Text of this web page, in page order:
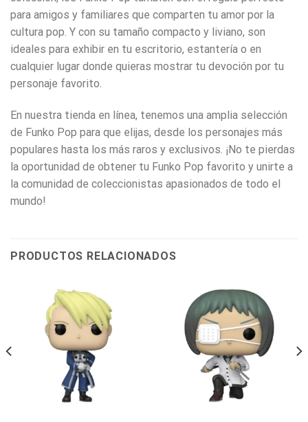
para amigos y familiares que comparten tu amor por la
cultura pop. Y con su tamaño compacto y liviano, son
ideales para exhibir en tu escritorio, estantería o en
cualquier lugar donde quieras mostrar tu devoción por tu
personaje favorito.
En nuestra tienda en línea, tenemos una amplia selección
de Funko Pop para que elijas, desde los personajes más
populares hasta los más raros y exclusivos. ¡No te pierdas
la oportunidad de obtener tu Funko Pop favorito y unirte a
la comunidad de coleccionistas apasionados de todo el
mundo!
PRODUCTOS RELACIONADOS